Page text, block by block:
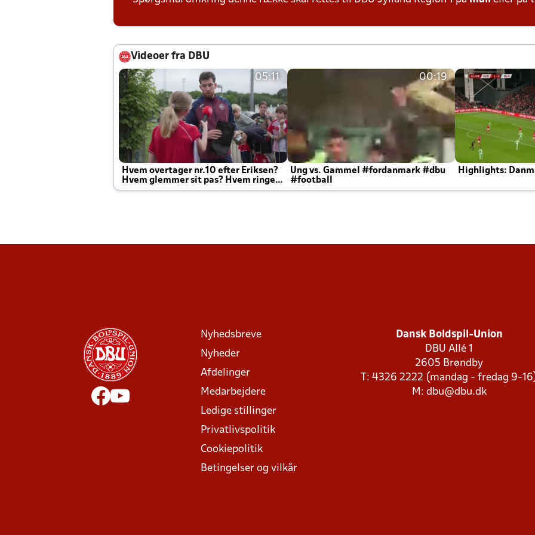
Videoer fra DBU
05:11
Hvem overtager nr.10 efter Eriksen?
Hvem glemmer sit pas? Hvem ringer
Joachim altid til efter kampe?
00:19
Ung vs. Gammel #fordanmark #dbu
#football
Highlights:
Nyhedsbreve
Nyheder
Afdelinger
Medarbejdere
Ledige stillinger
Privatlivspolitik
Cookiepolitik
Betingelser og vilkår
Dansk Boldspil-Union
DBU Allé 1
2605 Brøndby
T: 4326 2222 (mandag - fredag 9-
M: dbu@dbu.dk